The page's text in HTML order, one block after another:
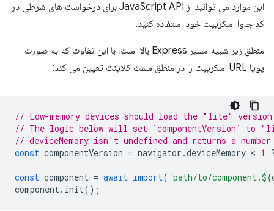
این موارد می توانید از JavaScript API برای درخواست های شرطی در
کد جاوا اسکریپت خود استفاده کنید.
منطق زیر شبیه مسیر Express بالا است، با این تفاوت که به صورت
پویا URL اسکریپت را در منطق سمت کلاینت تعیین می کند:
// Low-memory devices should load the "lite" version
// The logic below will set `componentVersion`
// deviceMemory isn't undefined and returns a
const componentVersion = navigator .deviceMemory < 1
const component = await import( `path/to/component.${
component. init();